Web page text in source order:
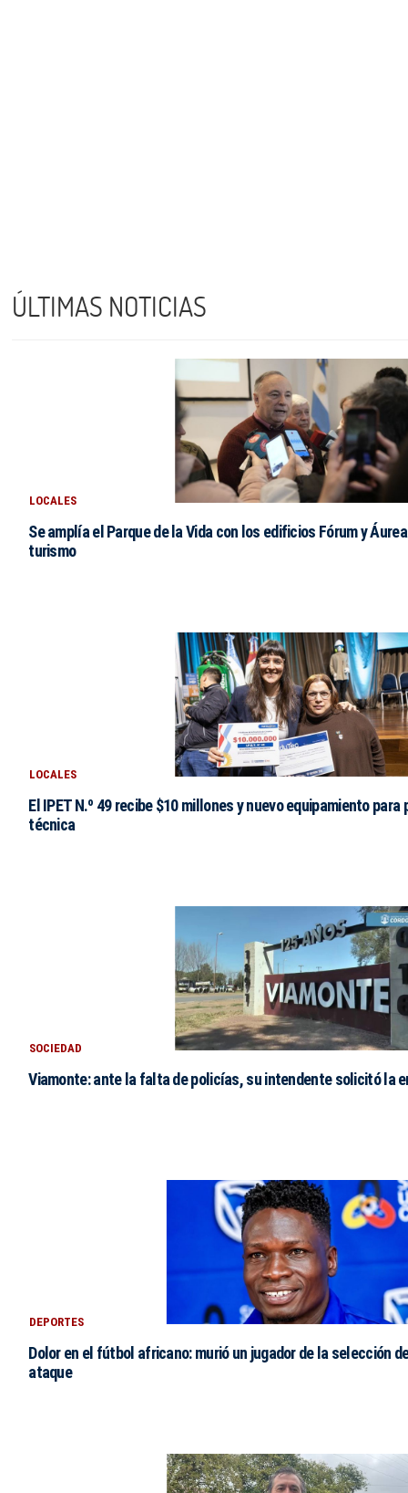
ÚLTIMAS NOTICIAS
LOCALES
Se amplía el Parque de la Vida con los edificios Fórum y
turismo
LOCALES
El IPET N.º 49 recibe $10 millones y nuevo equipamiento
técnica
SOCIEDAD
Viamonte: ante la falta de policías, su intendente solicitó la
DEPORTES
Dolor en el fútbol africano: murió un jugador de la selección
ataque